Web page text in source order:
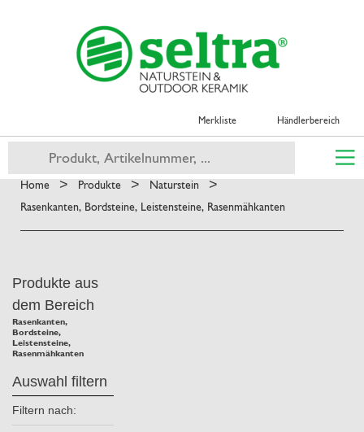
Merkliste Händlerbereich
Home > Produkte > Naturstein >
Rasenkanten, Bordsteine, Leistensteine, Rasenmähkanten
Produkte aus
dem Bereich
Rasenkanten,
Bordsteine,
Leistensteine,
Rasenmähkanten
Auswahl filtern
Filtern nach: